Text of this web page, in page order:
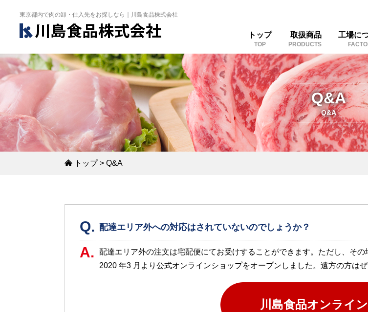
東京都内で肉の卸・仕入先をお探しなら｜川島食品株式会社
トップ
TOP
取扱商品
PRODUCTS
工場に
Q&A
Q&A
トップ> Q&A
Q. 配達エリア外への対応はされていないのでしょうか？
A.
配達エリア外の注文は宅配便にてお受けすることができます。ただし、その
2020 年3 月より公式オンラインショップをオープンしました。遠方の方はぜ
川島食品オンライ